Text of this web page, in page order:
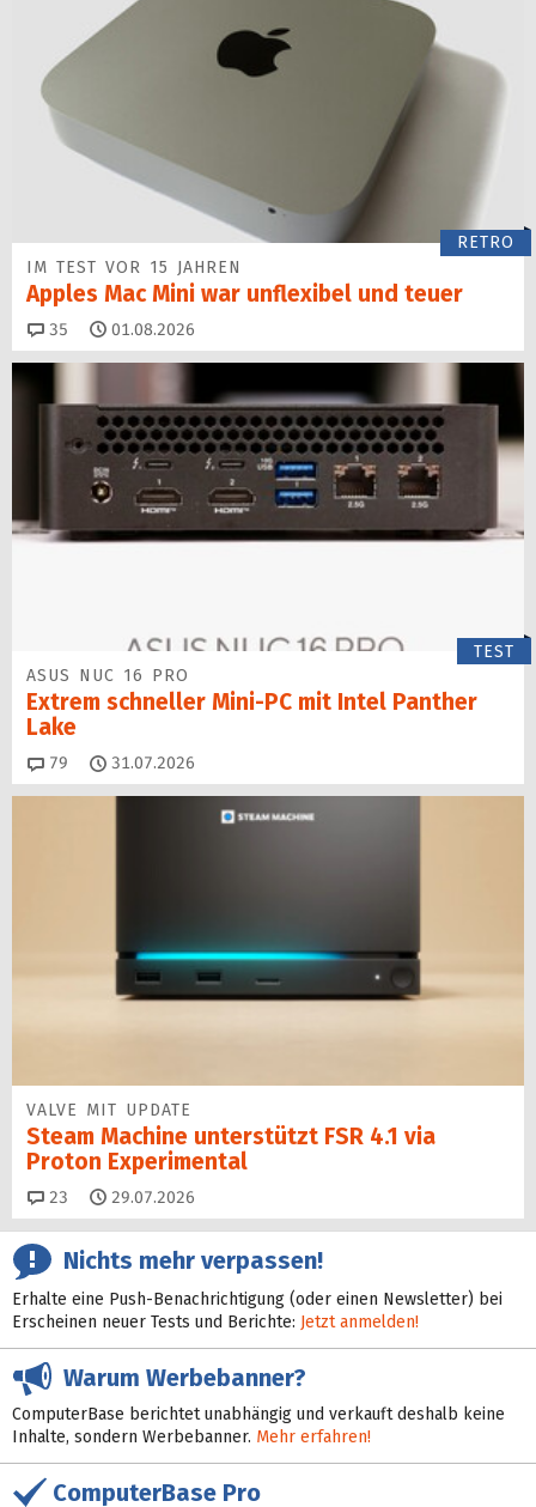
RETRO
IM TEST VOR 15 JAHREN
Apples Mac Mini war unflexibel und teuer
35 Kommentare
01.08.2026
TEST
ASUS NUC 16 PRO
Extrem schneller Mini-PC mit Intel Panther
Lake
79 Kommentare
31.07.2026
VALVE MIT UPDATE
Steam Machine unterstützt FSR 4.1 via
Proton Experimental
23 Kommentare
29.07.2026
Nichts mehr verpassen!
Erhalte eine Push-Benachrichtigung (oder einen Newsletter) bei
Erscheinen neuer Tests und Berichte: Jetzt anmelden!
Warum Werbebanner?
ComputerBase berichtet unabhängig und verkauft deshalb keine
Inhalte, sondern Werbebanner. Mehr erfahren!
ComputerBase Pro